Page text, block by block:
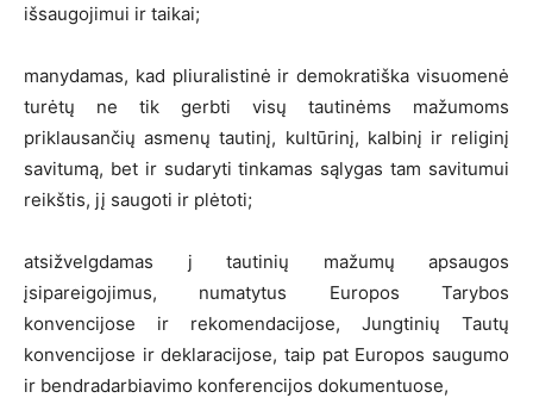
išsaugojimui ir taikai;
manydamas, kad pliuralistinė ir demokratiška visuomenė
turėtų ne tik gerbti visų tautinėms mažumoms
priklausančių asmenų tautinį, kultūrinį, kalbinį ir religinį
savitumą, bet ir sudaryti tinkamas sąlygas tam savitumui
reikštis, jį saugoti ir plėtoti;
atsižvelgdamas j tautinių mažumų apsaugos
įsipareigojimus, numatytus Europos Tarybos
konvencijose ir rekomendacijose, Jungtinių Tautų
konvencijose ir deklaracijose, taip pat Europos saugumo
ir bendradarbiavimo konferencijos dokumentuose,